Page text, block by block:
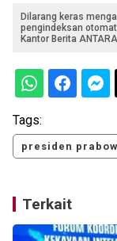
Dilarang keras
pengindeksan
Kantor Berita
Tags:
presiden
Terkait